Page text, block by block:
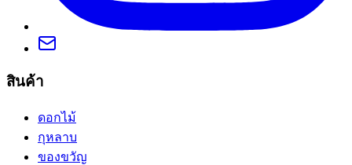
สินค้า
ดอกไม้
กุหลาบ
ของขวัญ